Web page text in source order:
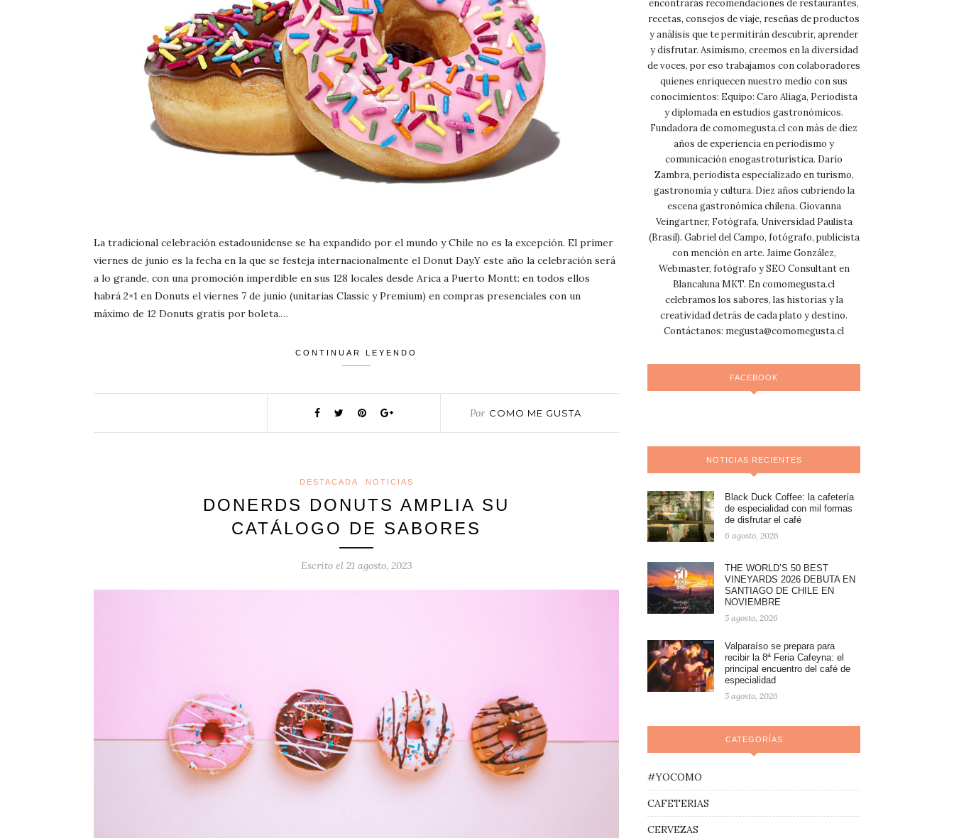
La tradicional celebración estadounidense se ha expandido por el mundo y Chile no es la excepción. El primer
viernes de junio es la fecha en la que se festeja internacionalmente el Donut Day.Y este año la celebración será
a lo grande, con una promoción imperdible en sus 128 locales desde Arica a Puerto Montt: en todos ellos
habrá 2×1 en Donuts el viernes 7 de junio (unitarias Classic y Premium) en compras presenciales con un
máximo de 12 Donuts gratis por boleta.…
CONTINUAR LEYENDO
Por COMO ME GUSTA
DESTACADA NOTICIAS
DONERDS DONUTS AMPLIA SU
CATÁLOGO DE SABORES
Escrito el 21 agosto, 2023
encontrarás recomendaciones de restaurantes,
recetas, consejos de viaje, reseñas de productos
y análisis que te permitirán descubrir, aprender
y disfrutar. Asimismo, creemos en la diversidad
de voces, por eso trabajamos con colaboradores
quienes enriquecen nuestro medio con sus
conocimientos: Equipo: Caro Aliaga, Periodista
y diplomada en estudios gastronómicos.
Fundadora de comomegusta.cl con más de diez
años de experiencia en periodismo y
comunicación enogastroturística. Darío
Zambra, periodista especializado en turismo,
gastronomía y cultura. Diez años cubriendo la
escena gastronómica chilena. Giovanna
Veingartner, Fotógrafa, Universidad Paulista
(Brasil). Gabriel del Campo, fotógrafo, publicista
con mención en arte. Jaime González,
Webmaster, fotógrafo y SEO Consultant en
Blancaluna MKT. En comomegusta.cl
celebramos los sabores, las historias y la
creatividad detrás de cada plato y destino.
Contáctanos: megusta@comomegusta.cl
FACEBOOK
NOTICIAS RECIENTES
Black Duck Coffee: la cafetería
de especialidad con mil formas
de disfrutar el café
6 agosto, 2026
THE WORLD’S 50 BEST
VINEYARDS 2026 DEBUTA EN
SANTIAGO DE CHILE EN
NOVIEMBRE
5 agosto, 2026
Valparaíso se prepara para
recibir la 8ª Feria Cafeyna: el
principal encuentro del café de
especialidad
5 agosto, 2026
CATEGORÍAS
#YOCOMO
CAFETERIAS
CERVEZAS